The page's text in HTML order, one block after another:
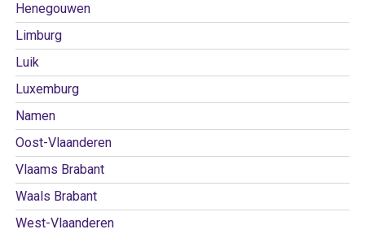
Henegouwen
Limburg
Luik
Luxemburg
Namen
Oost-Vlaanderen
Vlaams Brabant
Waals Brabant
West-Vlaanderen